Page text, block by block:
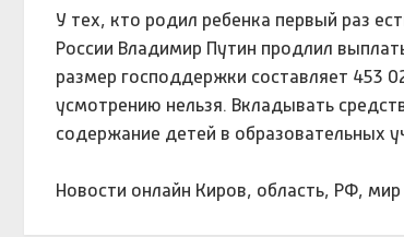
У тех, кто родил ребенка первый раз
России Владимир Путин продлил
размер господдержки составляет 453
усмотрению нельзя. Вкладывать
содержание детей в образовательных
Новости онлайн Киров, область, РФ,